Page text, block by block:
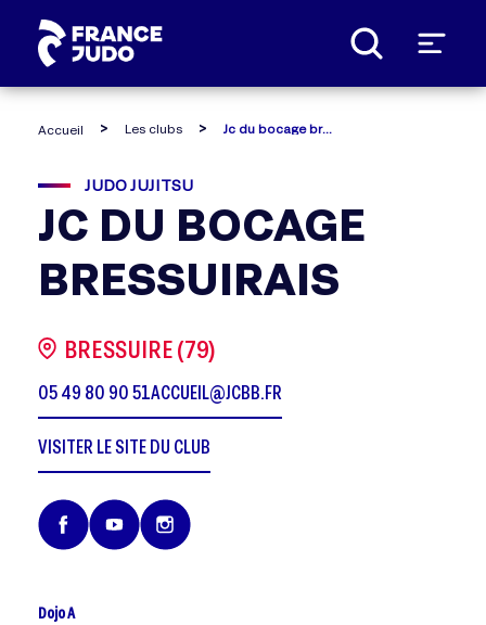
Accueil Les clubs Jc du bocage bressuirais
JUDO JUJITSU
JC DU BOCAGE
BRESSUIRAIS
BRESSUIRE (79)
05 49 80 90 51ACCUEIL@JCBB.FR
VISITER LE SITE DU CLUB
Dojo A